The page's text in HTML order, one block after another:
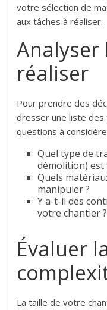
votre sélection de
aux tâches à réaliser.
Analyser
réaliser
Pour prendre des
dresser une liste des
questions à
Quel type de
démolition) est
Quels
manipuler ?
Y a-t-il des
votre chantier ?
Évaluer
La taille de votre